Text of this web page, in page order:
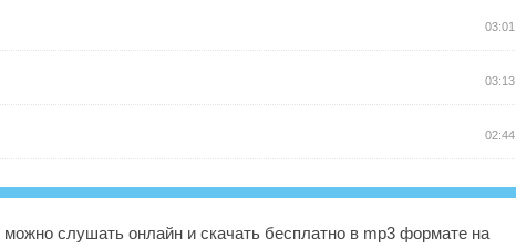
03:01
03:13
02:44
можно слушать онлайн и скачать бесплатно в mp3 формате на